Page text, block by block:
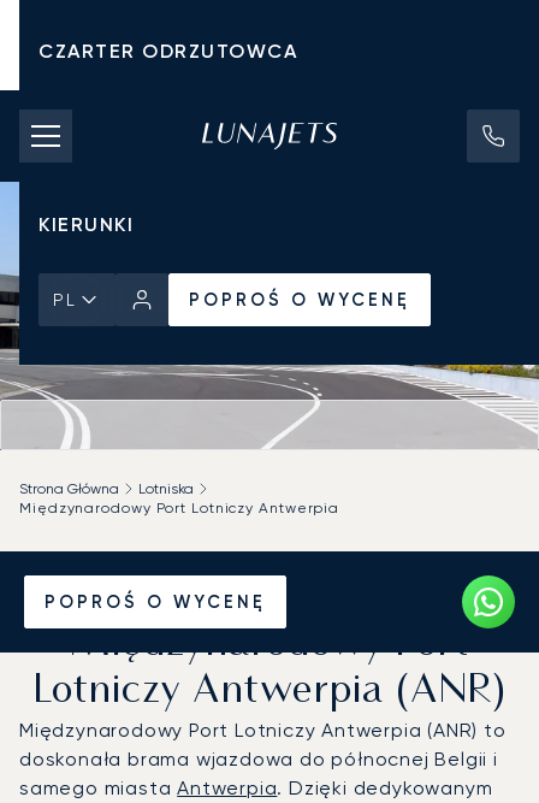
CZARTER ODRZUTOWCA
KOSZTY CZARTERU
PRYWATNE ODRZUTOWCE
KIERUNKI
PL POPROŚ O WYCENĘ
POPROŚ O WYCENĘ
Strona Główna
Lotniska
Międzynarodowy Port Lotniczy Antwerpia
Prywatny odrzutowiec na
Międzynarodowy Port
Lotniczy Antwerpia (ANR)
Międzynarodowy Port Lotniczy Antwerpia (ANR) to
doskonała brama wjazdowa do północnej Belgii i
samego miastaAntwerpia. Dzięki dedykowanym